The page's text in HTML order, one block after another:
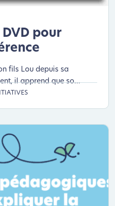
pour
fils Lou depuis sa
il apprend que so...